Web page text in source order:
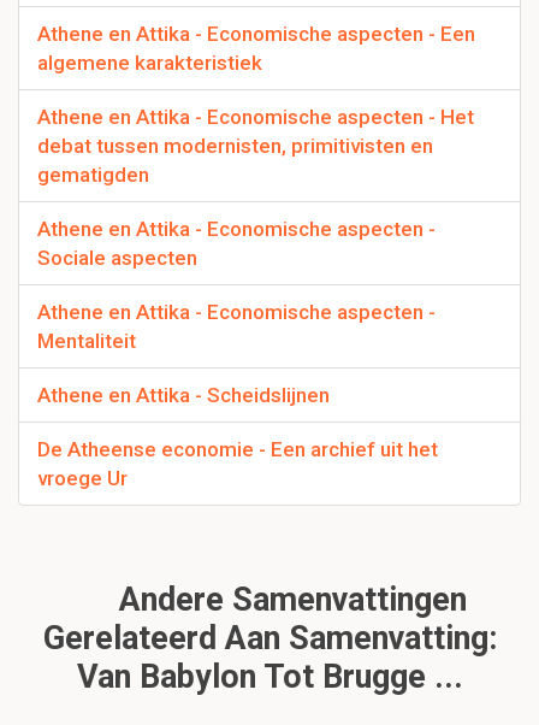
Athene en Attika - Economische aspecten - Een
algemene karakteristiek
Athene en Attika - Economische aspecten - Het
debat tussen modernisten, primitivisten en
gematigden
Athene en Attika - Economische aspecten -
Sociale aspecten
Athene en Attika - Economische aspecten -
Mentaliteit
Athene en Attika - Scheidslijnen
De Atheense economie - Een archief uit het
vroege Ur
Andere Samenvattingen
Gerelateerd Aan Samenvatting:
Van Babylon Tot Brugge ...